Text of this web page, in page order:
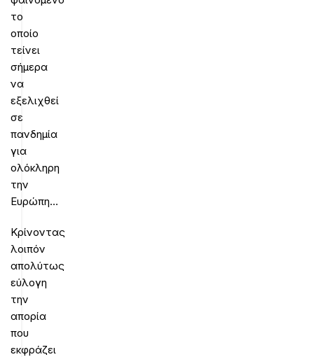
το
οποίο
τείνει
σήμερα
να
εξελιχθεί
σε
πανδημία
για
ολόκληρη
την
Ευρώπη…
Κρίνοντας
λοιπόν
απολύτως
εύλογη
την
απορία
που
εκφράζει